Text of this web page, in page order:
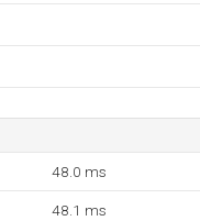
48.0 ms
48.1 ms